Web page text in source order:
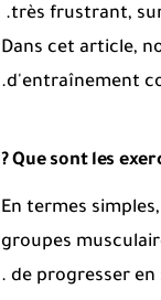
très frustrant,
Dans cet article,
d'entraînement
Que sont les
En termes
groupes
de progresser en
.